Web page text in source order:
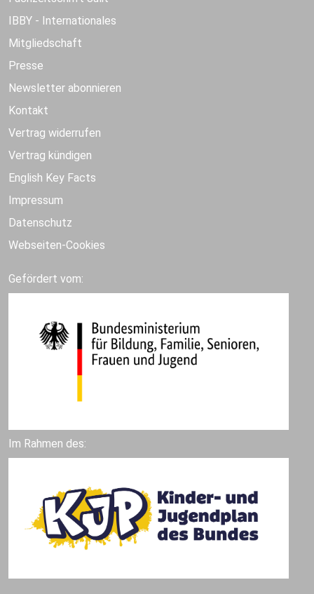
IBBY - Internationales
Mitgliedschaft
Presse
Newsletter abonnieren
Kontakt
Vertrag widerrufen
Vertrag kündigen
English Key Facts
Impressum
Datenschutz
Webseiten-Cookies
Gefördert vom:
Im Rahmen des: